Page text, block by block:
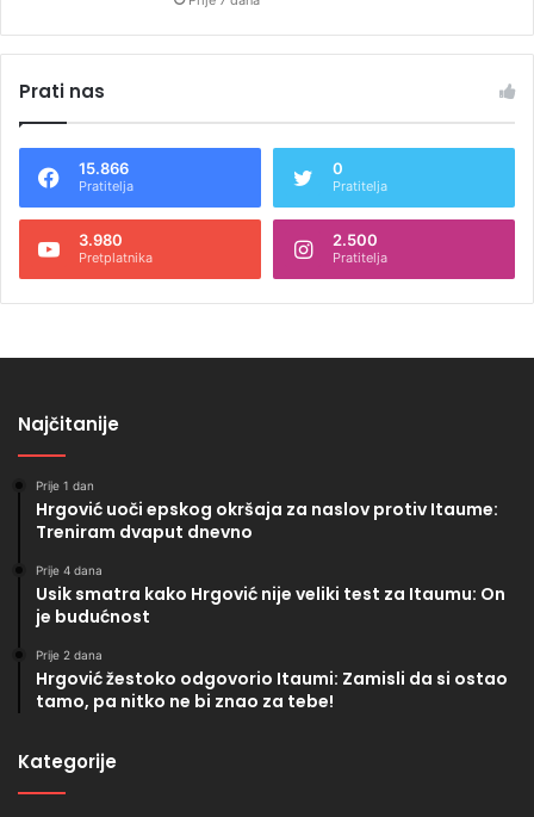
Prati nas
15.866
Pratitelja
0
Pratitelja
3.980
Pretplatnika
2.500
Pratitelja
Najčitanije
Prije 1 dan
Hrgović uoči epskog okršaja za naslov protiv Itaume:
Treniram dvaput dnevno
Prije 4 dana
Usik smatra kako Hrgović nije veliki test za Itaumu: On
je budućnost
Prije 2 dana
Hrgović žestoko odgovorio Itaumi: Zamisli da si ostao
tamo, pa nitko ne bi znao za tebe!
Kategorije